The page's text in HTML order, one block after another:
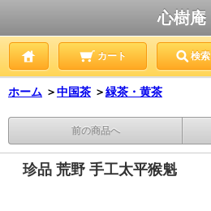
心樹庵
カート 検索
ホーム ＞中国茶 ＞緑茶・黄茶
前の商品へ
珍品 荒野 手工太平猴魁